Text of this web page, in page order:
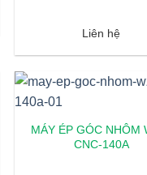
Liên hệ
MÁY ÉP GÓC NHÔM
CNC-140A